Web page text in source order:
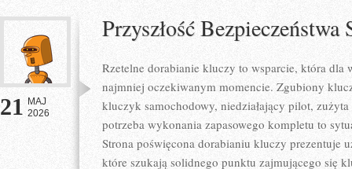
21 MAJ
2026
Przyszłość Bezpieczeństwa
Rzetelne dorabianie kluczy to wsparcie, która dla
najmniej oczekiwanym momencie. Zgubiony
kluczyk samochodowy, niedziałający pilot,
potrzeba wykonania zapasowego kompletu to
Strona poświęcona dorabianiu kluczy prezentuje
które szukają solidnego punktu zajmującego się